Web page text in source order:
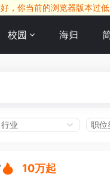
，你当前的浏览器版本过
校园 海归
行业 职位
10万起